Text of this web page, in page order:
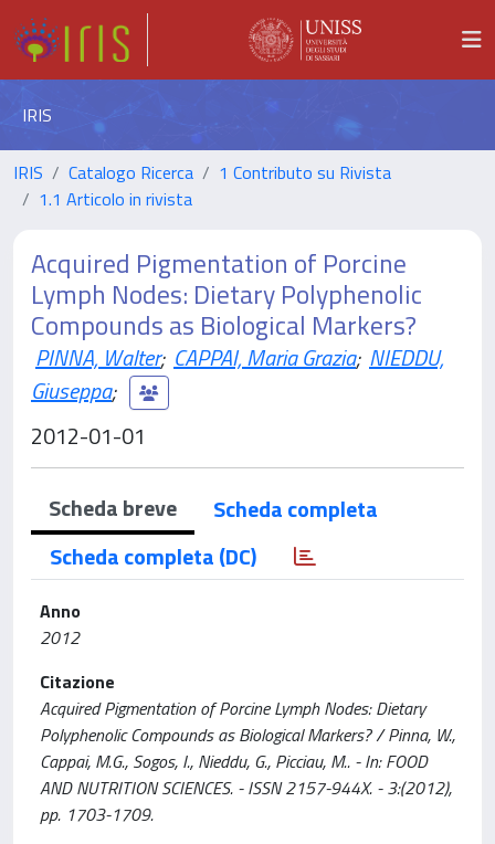
IRIS
IRIS Catalogo Ricerca
1 Contributo su Rivista
1.1 Articolo in rivista
Acquired Pigmentation of Porcine
Lymph Nodes: Dietary Polyphenolic
Compounds as Biological Markers?
PINNA, Walter; CAPPAI, Maria Grazia; NIEDDU,
Giuseppa;
2012-01-01
Scheda breve
Scheda completa
Scheda completa (DC)
Anno
2012
Citazione
Acquired Pigmentation of Porcine Lymph Nodes: Dietary
Polyphenolic Compounds as Biological Markers? / Pinna, W.,
Cappai, M.G., Sogos, I., Nieddu, G., Picciau, M.. - In: FOOD
AND NUTRITION SCIENCES. - ISSN 2157-944X. - 3:(2012),
pp. 1703-1709.